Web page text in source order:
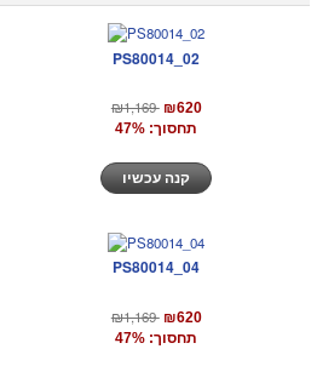
PS80014_02
₪1,169 ₪620
תחסוך: 47%
PS80014_04
₪1,169 ₪620
תחסוך: 47%